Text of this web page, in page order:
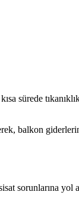
sürede
balkon
sorunlarına yol